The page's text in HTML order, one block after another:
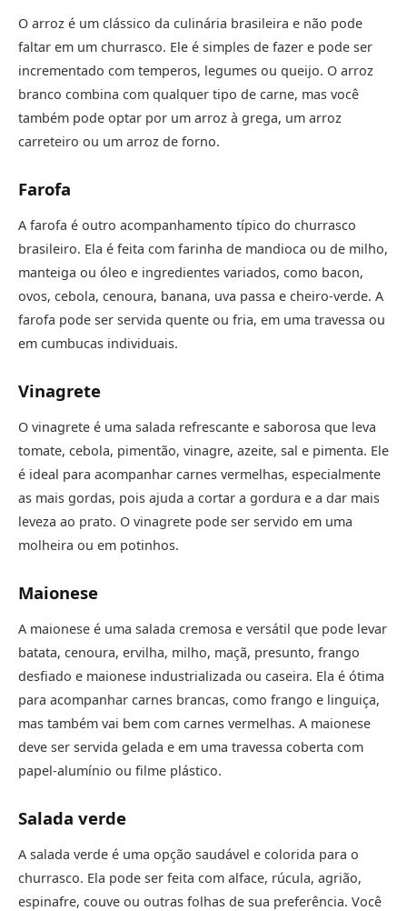
O arroz é um clássico da culinária brasileira e não pode
faltar em um churrasco. Ele é simples de fazer e pode ser
incrementado com temperos, legumes ou queijo. O arroz
branco combina com qualquer tipo de carne, mas você
também pode optar por um arroz à grega, um arroz
carreteiro ou um arroz de forno.
Farofa
A farofa é outro acompanhamento típico do churrasco
brasileiro. Ela é feita com farinha de mandioca ou de milho,
manteiga ou óleo e ingredientes variados, como bacon,
ovos, cebola, cenoura, banana, uva passa e cheiro-verde. A
farofa pode ser servida quente ou fria, em uma travessa ou
em cumbucas individuais.
Vinagrete
O vinagrete é uma salada refrescante e saborosa que leva
tomate, cebola, pimentão, vinagre, azeite, sal e pimenta. Ele
é ideal para acompanhar carnes vermelhas, especialmente
as mais gordas, pois ajuda a cortar a gordura e a dar mais
leveza ao prato. O vinagrete pode ser servido em uma
molheira ou em potinhos.
Maionese
A maionese é uma salada cremosa e versátil que pode levar
batata, cenoura, ervilha, milho, maçã, presunto, frango
desfiado e maionese industrializada ou caseira. Ela é ótima
para acompanhar carnes brancas, como frango e linguiça,
mas também vai bem com carnes vermelhas. A maionese
deve ser servida gelada e em uma travessa coberta com
papel-alumínio ou filme plástico.
Salada verde
A salada verde é uma opção saudável e colorida para o
churrasco. Ela pode ser feita com alface, rúcula, agrião,
espinafre, couve ou outras folhas de sua preferência. Você